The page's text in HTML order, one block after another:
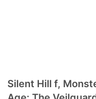
Silent Hill f,